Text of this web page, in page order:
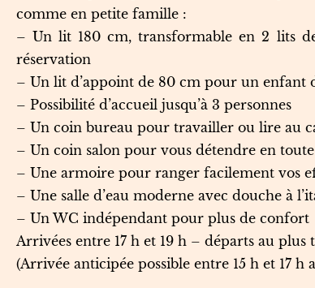
comme en petite famille :
– Un lit 180 cm, transformable en 2 lits
réservation
– Un lit d’appoint de 80 cm pour un enfant
– Possibilité d’accueil jusqu’à 3 personnes
– Un coin bureau pour travailler ou lire au
– Un coin salon pour vous détendre en
– Une armoire pour ranger facilement vos
– Une salle d’eau moderne avec douche à
– Un WC indépendant pour plus de confort
Arrivées entre 17 h et 19 h – départs au plus
(Arrivée anticipée possible entre 15 h et 17 h